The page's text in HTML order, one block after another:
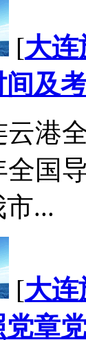
[大连
及
云港
全国
...
[大连
党章